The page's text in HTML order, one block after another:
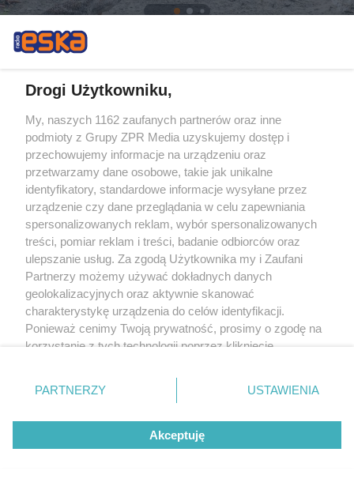
Drogi Użytkowniku,
My, naszych 1162 zaufanych partnerów oraz inne
podmioty z Grupy ZPR Media uzyskujemy dostęp i
przechowujemy informacje na urządzeniu oraz
przetwarzamy dane osobowe, takie jak unikalne
identyfikatory, standardowe informacje wysyłane przez
urządzenie czy dane przeglądania w celu zapewniania
spersonalizowanych reklam, wybór spersonalizowanych
treści, pomiar reklam i treści, badanie odbiorców oraz
ulepszanie usług. Za zgodą Użytkownika my i Zaufani
Partnerzy możemy używać dokładnych danych
geolokalizacyjnych oraz aktywnie skanować
charakterystykę urządzenia do celów identyfikacji.
Ponieważ cenimy Twoją prywatność, prosimy o zgodę na
korzystanie z tych technologii poprzez kliknięcie
zmienić/wycofać klikając przycisk ustawień prywatności
znajdujący się w lewym dolnym rogu strony
rodzaje przetwarzania danych nie wymagają zgody
użytkownika, ale masz prawo sprzeciwić się takiemu
przetwarzaniu. Preferencje będą miały zastosowanie tylko
PARTNERZY USTAWIENIA
Akceptuję